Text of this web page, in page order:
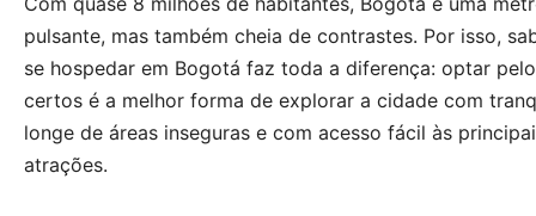
pulsante, mas também cheia de contrastes. Por isso,
se hospedar em Bogotá faz toda a diferença: optar
certos é a melhor forma de explorar a cidade com
longe de áreas inseguras e com acesso fácil às
atrações.